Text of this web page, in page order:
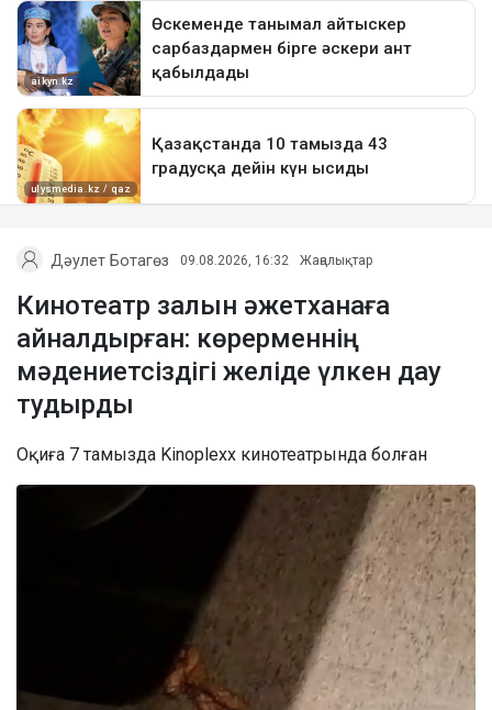
Дәулет Ботагөз 09.08.2026, 16:32 Жаңалықтар
Кинотеатр залын әжетханаға
айналдырған: көрерменнің
мәдениетсіздігі желіде үлкен дау
тудырды
Оқиға 7 тамызда Kinoplexx кинотеатрында болған